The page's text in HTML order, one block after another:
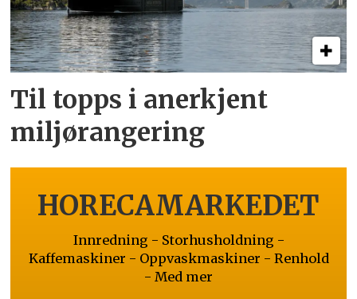
Til topps i anerkjent
miljørangering
HORECAMARKEDET
Innredning - Storhusholdning -
Kaffemaskiner - Oppvaskmaskiner - Renhold
- Med mer